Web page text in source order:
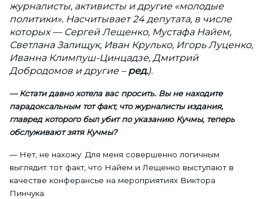
журналисты, активисты и другие «молодые
политики». Насчитывает 24 депутата, в числе
которых — Сергей Лещенко, Мустафа Найем,
Светлана Залищук, Иван Крулько, Игорь Луценко,
Иванна Климпуш-Цинцадзе, Дмитрий
Добродомов и другие – ред.).
— Кстати давно хотела вас просить. Вы не находите
парадоксальным тот факт, что журналисты издания,
главред которого был убит по указанию Кучмы, теперь
обслуживают зятя Кучмы?
— Нет, не нахожу. Для меня совершенно логичным
выглядит тот факт, что Найем и Лещенко выступают в
качестве конферансье на мероприятиях Виктора
Пинчука.